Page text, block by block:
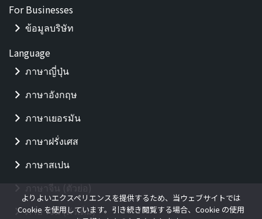
For Businesses
ข้อมูลบริษัท
Language
ภาษาญี่ปุ่น
ภาษาอังกฤษ
ภาษาเยอรมัน
ภาษาฝรั่งเศส
ภาษาสเปน
ภาษาจีน (ตัวย่อ)
ภาษาจีน (ตัวเต็ม)
よりよいエクスペリエンスを提供するため、当ウェブサイトでは
Cookie を使用しています。引き続き閲覧する場合、Cookie の使用